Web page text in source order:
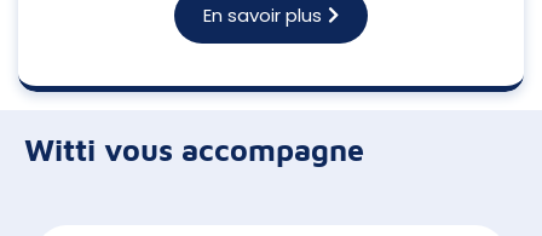
En savoir plus
Witti vous accompagne